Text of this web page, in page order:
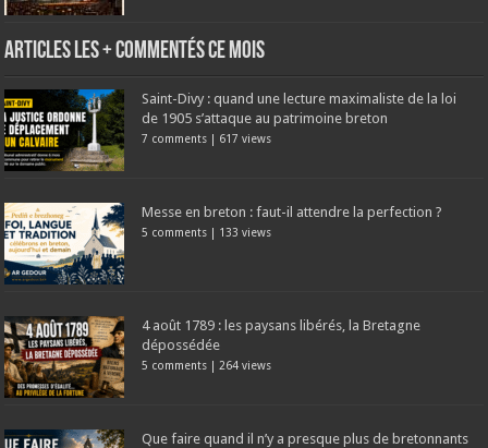
Articles les + commentés ce mois
Saint-Divy : quand une lecture maximaliste de la loi
de 1905 s’attaque au patrimoine breton
7 comments | 617 views
Messe en breton : faut-il attendre la perfection ?
5 comments | 133 views
4 août 1789 : les paysans libérés, la Bretagne
dépossédée
5 comments | 264 views
Que faire quand il n’y a presque plus de bretonnants